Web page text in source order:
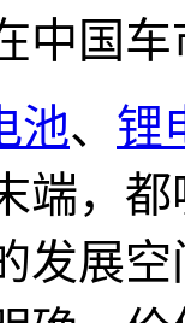
中国
池、 锂
，都
发展